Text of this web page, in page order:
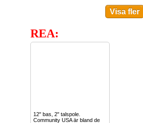
REA:
12" bas, 2" talspole.
Community USA är bland de